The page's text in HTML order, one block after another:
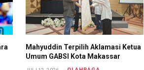
Mahyuddin Terpilih Aklamasi Ketua
Umum GABSI Kota Makassar